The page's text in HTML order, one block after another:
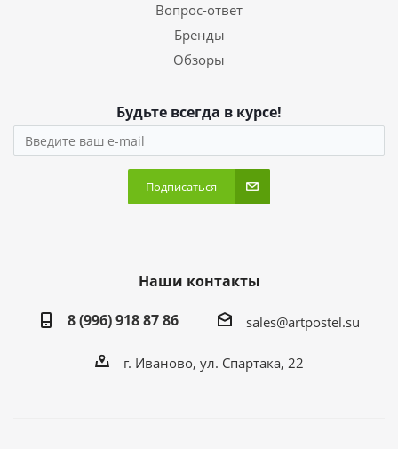
Вопрос-ответ
Бренды
Обзоры
Будьте всегда в курсе!
Подписаться
Наши контакты
8 (996) 918 87 86
sales@artpostel.su
г. Иваново, ул. Спартака, 22